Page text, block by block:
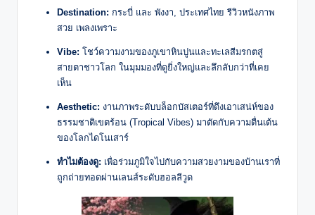
Destination: กระบี่ และ พังงา, ประเทศไทย รีวิวหนังภาพ
สวย เพลงเพราะ
Vibe: โชว์ความงามของภูเขาหินปูนและทะเลสีมรกตสู่
สายตาชาวโลก ในมุมมองที่ดูยิ่งใหญ่และลึกลับกว่าที่เคย
เห็น
Aesthetic: งานภาพระดับบล็อกบัสเตอร์ที่ดึงเอาเสน่ห์ของ
ธรรมชาติเขตร้อน (Tropical Vibes) มาตัดกับความตื่นเต้น
ของโลกไดโนเสาร์
ทำไมต้องดู: เพื่อร่วมภูมิใจไปกับความสวยงามของบ้านเราที่
ถูกถ่ายทอดผ่านเลนส์ระดับฮอลลีวูด